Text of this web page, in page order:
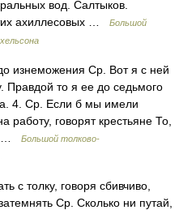
вод. Салтыков.
ахиллесовых …
Большой
изнеможения Ср. Вот я с ней
то я ее до седьмого
4. Ср. Если б мы имели
работу, говорят крестьяне То,
…
Большой толково-
с толку, говоря сбивчиво,
Ср. Сколько ни путай,